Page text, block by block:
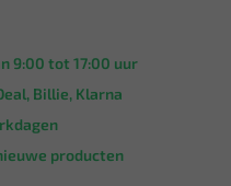
9:00 tot 17:00 uur
Billie, Klarna
producten